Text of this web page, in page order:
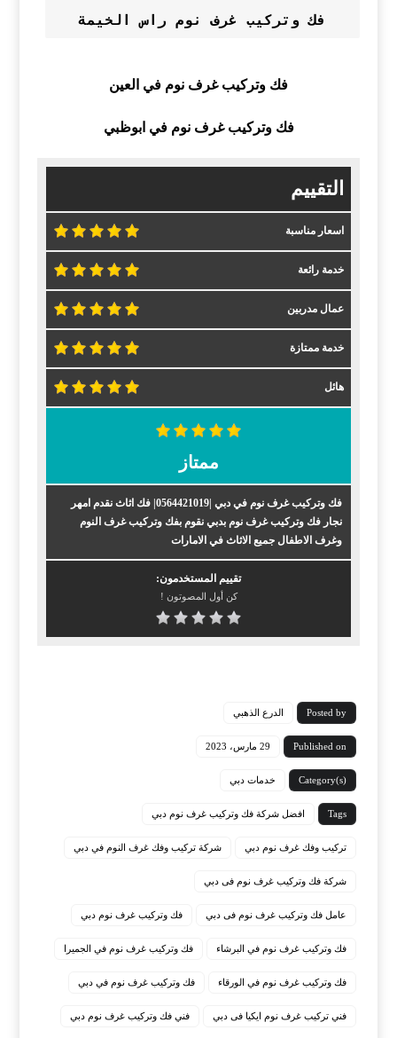
فك وتركيب غرف نوم راس الخيمة
فك وتركيب غرف نوم في العين
فك وتركيب غرف نوم في ابوظبي
التقييم
اسعار مناسبة
خدمة رائعة
عمال مدربين
خدمة ممتازة
هائل
ممتاز
فك وتركيب غرف نوم في دبي |0564421019| فك اثاث نقدم امهر
نجار فك وتركيب غرف نوم بدبي نقوم بفك وتركيب غرف النوم
وغرف الاطفال جميع الاثاث في الامارات
تقييم المستخدمون:
كن أول المصوتون !
Posted by الدرع الذهبي
Published on 29 مارس، 2023
Category(s) خدمات دبي
Tags افضل شركة فك وتركيب غرف نوم دبي
تركيب وفك غرف نوم دبي شركة تركيب وفك غرف النوم في دبي
شركة فك وتركيب غرف نوم فى دبي
عامل فك وتركيب غرف نوم فى دبي فك وتركيب غرف نوم دبي
فك وتركيب غرف نوم في البرشاء فك وتركيب غرف نوم في الجميرا
فك وتركيب غرف نوم في الورقاء فك وتركيب غرف نوم في دبي
فني تركيب غرف نوم ايكيا فى دبي فني فك وتركيب غرف نوم دبي